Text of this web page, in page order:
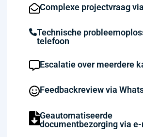
Complexe projectvraag
Technische
telefoon
Escalatie over meerdere
Feedbackreview via
Geautomatiseerde
documentbezorging via